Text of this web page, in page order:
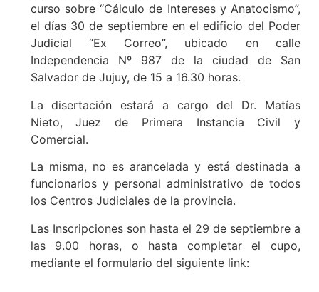
curso sobre “Cálculo de Intereses y Anatocismo”,
el días 30 de septiembre en el edificio del Poder
Judicial “Ex Correo”, ubicado en calle
Independencia Nº 987 de la ciudad de San
Salvador de Jujuy, de 15 a 16.30 horas.
La disertación estará a cargo del Dr. Matías
Nieto, Juez de Primera Instancia Civil y
Comercial.
La misma, no es arancelada y está destinada a
funcionarios y personal administrativo de todos
los Centros Judiciales de la provincia.
Las Inscripciones son hasta el 29 de septiembre a
las 9.00 horas, o hasta completar el cupo,
mediante el formulario del siguiente link: